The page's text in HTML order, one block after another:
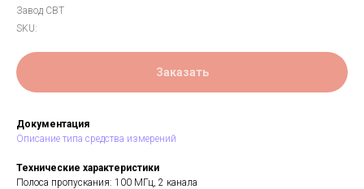
Завод СВТ
SKU:
Заказать
Документация
Описание типа средства измерений
Технические характеристики
Полоса пропускания: 100 МГц, 2 канала